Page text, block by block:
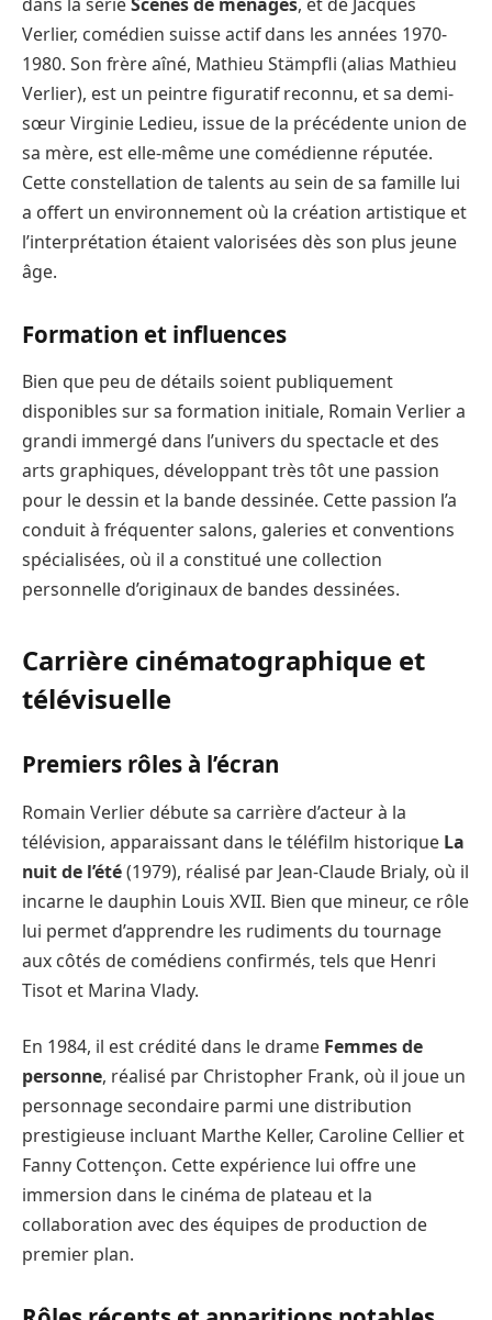
Verlier, comédien suisse actif dans les années 1970-
1980. Son frère aîné, Mathieu Stämpfli (alias Mathieu
Verlier), est un peintre figuratif reconnu, et sa demi-
sœur Virginie Ledieu, issue de la précédente union de
sa mère, est elle-même une comédienne réputée.
Cette constellation de talents au sein de sa famille lui
a offert un environnement où la création artistique et
l’interprétation étaient valorisées dès son plus jeune
âge.
Formation et influences
Bien que peu de détails soient publiquement
disponibles sur sa formation initiale, Romain Verlier a
grandi immergé dans l’univers du spectacle et des
arts graphiques, développant très tôt une passion
pour le dessin et la bande dessinée. Cette passion l’a
conduit à fréquenter salons, galeries et conventions
spécialisées, où il a constitué une collection
personnelle d’originaux de bandes dessinées.
Carrière cinématographique et
télévisuelle
Premiers rôles à l’écran
Romain Verlier débute sa carrière d’acteur à la
télévision, apparaissant dans le téléfilm historique La
nuit de l’été(1979), réalisé par Jean-Claude Brialy, où il
incarne le dauphin Louis XVII. Bien que mineur, ce rôle
lui permet d’apprendre les rudiments du tournage
aux côtés de comédiens confirmés, tels que Henri
Tisot et Marina Vlady.
En 1984, il est crédité dans le drame Femmes de
personne, réalisé par Christopher Frank, où il joue un
personnage secondaire parmi une distribution
prestigieuse incluant Marthe Keller, Caroline Cellier et
Fanny Cottençon. Cette expérience lui offre une
immersion dans le cinéma de plateau et la
collaboration avec des équipes de production de
premier plan.